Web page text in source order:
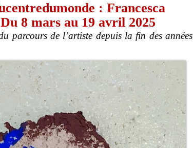
: Francesca
8 mars au 19 avril 2025
parcours de l’artiste depuis la fin des années